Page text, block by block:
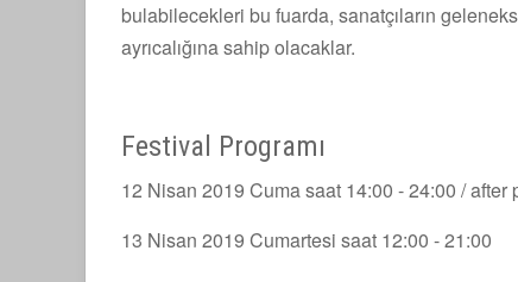
bulabilecekleri bu fuarda, sanatçıların
ayrıcalığına sahip olacaklar.
Festival Programı
12 Nisan 2019 Cuma saat 14:00 - 24:00 / after
13 Nisan 2019 Cumartesi saat 12:00 - 21:00